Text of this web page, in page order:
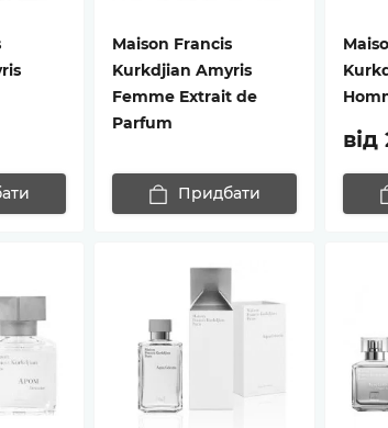
Maison Francis
Kurkdjian Amyris
Femme Extrait de
Parfum
Придбати